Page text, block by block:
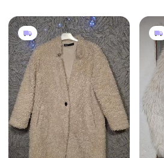
вкорочена, ойшо